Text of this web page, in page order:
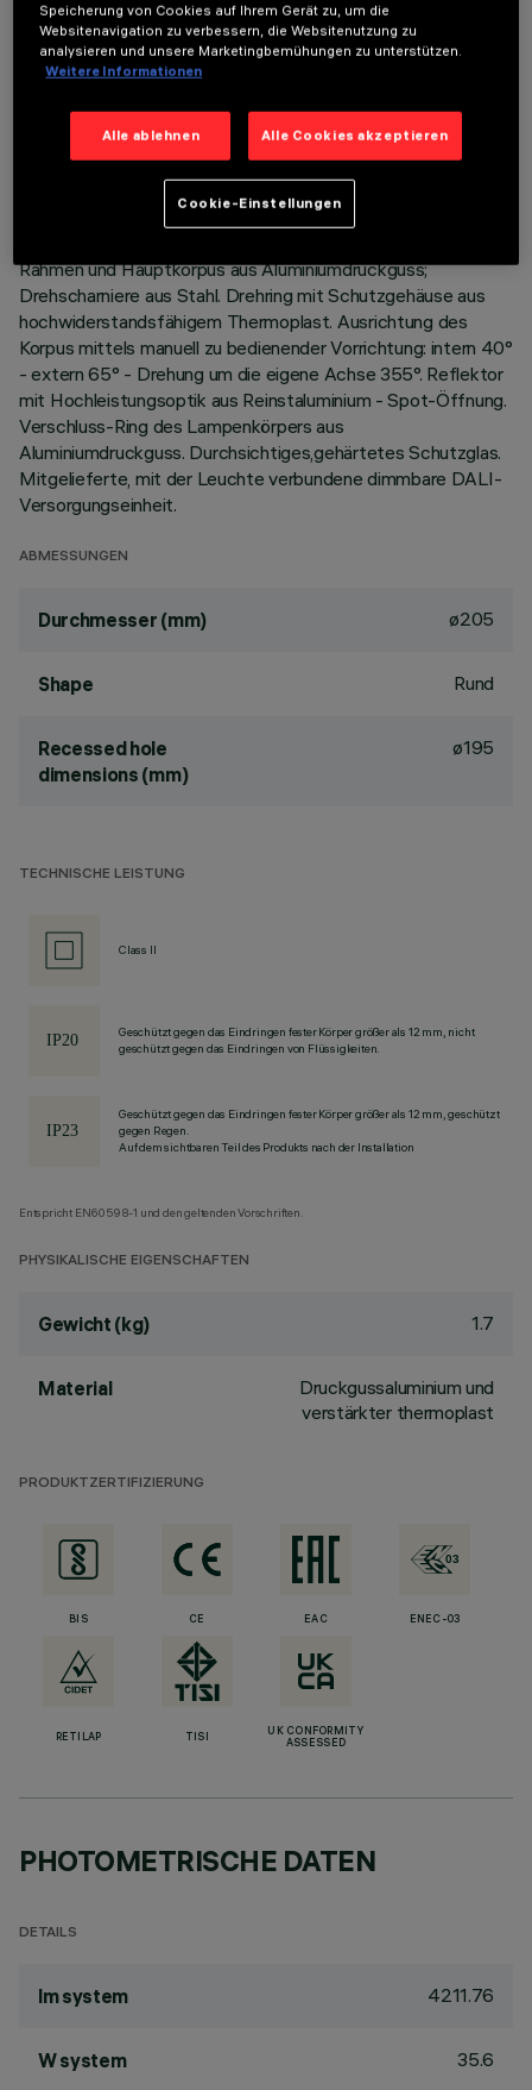
TECHNISCHE DATEN
LETZTES UPDATE: 07.08.2026
Einbau-Leuchte mit schwenkbarer, herausziehbarer LED-
Rahmen und Hauptkorpus aus Aluminiumdruckguss;
Drehscharniere aus Stahl. Drehring mit Schutzgehäuse aus
hochwiderstandsfähigem Thermoplast. Ausrichtung des
Korpus mittels manuell zu bedienender Vorrichtung: intern 40°
- extern 65° - Drehung um die eigene Achse 355°. Reflektor
mit Hochleistungsoptik aus Reinstaluminium - Spot-Öffnung.
Verschluss-Ring des Lampenkörpers aus
Aluminiumdruckguss. Durchsichtiges,gehärtetes Schutzglas.
Mitgelieferte, mit der Leuchte verbundene dimmbare DALI-
Versorgungseinheit.
ABMESSUNGEN
Durchmesser (mm) ø205
Shape Rund
Recessed hole
dimensions (mm)
ø195
TECHNISCHE LEISTUNG
Class II
Geschützt gegen das Eindringen fester Körper größer als 12 mm, nicht
geschützt gegen das Eindringen von Flüssigkeiten.
Geschützt gegen das Eindringen fester Körper größer als 12 mm, geschützt
gegen Regen.
Auf dem sichtbaren Teil des Produkts nach der Installation
Entspricht EN60598-1 und den geltenden Vorschriften.
PHYSIKALISCHE EIGENSCHAFTEN
Gewicht (kg) 1.7
Material
Druckgussaluminium und
verstärkter thermoplast
PRODUKTZERTIFIZIERUNG
BIS CE EAC ENEC-03
RETILAP TISI
UK CONFORMITY
ASSESSED
PHOTOMETRISCHE DATEN
DETAILS
lm system 4211.76
W system 35.6
Speicherung von Cookies auf Ihrem Gerät zu, um die
Websitenavigation zu verbessern, die Websitenutzung zu
analysieren und unsere Marketingbemühungen zu unterstützen.
Weitere Informationen
Alle ablehnen Alle Cookies akzeptieren
Cookie-Einstellungen